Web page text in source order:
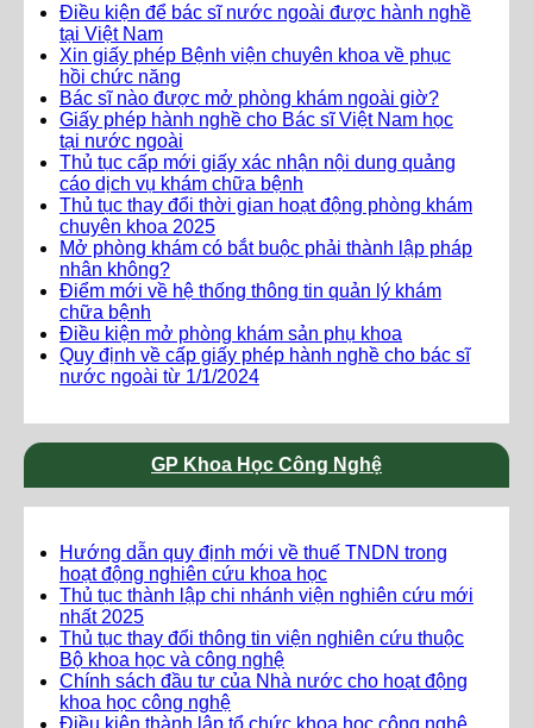
Điều kiện để bác sĩ nước ngoài được hành nghề
tại Việt Nam
Xin giấy phép Bệnh viện chuyên khoa về phục
hồi chức năng
Bác sĩ nào được mở phòng khám ngoài giờ?
Giấy phép hành nghề cho Bác sĩ Việt Nam học
tại nước ngoài
Thủ tục cấp mới giấy xác nhận nội dung quảng
cáo dịch vụ khám chữa bệnh
Thủ tục thay đổi thời gian hoạt động phòng khám
chuyên khoa 2025
Mở phòng khám có bắt buộc phải thành lập pháp
nhân không?
Điểm mới về hệ thống thông tin quản lý khám
chữa bệnh
Điều kiện mở phòng khám sản phụ khoa
Quy định về cấp giấy phép hành nghề cho bác sĩ
nước ngoài từ 1/1/2024
GP Khoa Học Công Nghệ
Hướng dẫn quy định mới về thuế TNDN trong
hoạt động nghiên cứu khoa học
Thủ tục thành lập chi nhánh viện nghiên cứu mới
nhất 2025
Thủ tục thay đổi thông tin viện nghiên cứu thuộc
Bộ khoa học và công nghệ
Chính sách đầu tư của Nhà nước cho hoạt động
khoa học công nghệ
Điều kiện thành lập tổ chức khoa học công nghệ